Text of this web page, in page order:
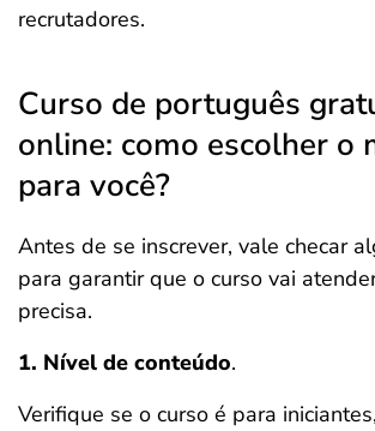
recrutadores.
Curso de português
online: como escolher o
para você?
Antes de se inscrever, vale checar
para garantir que o curso vai
precisa.
1. Nível de conteúdo.
Verifique se o curso é para iniciantes,